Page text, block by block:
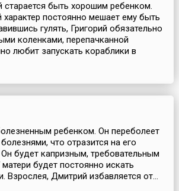
старается быть хорошим ребенком.
постоянно мешает ему быть
гулять, Григорий обязательно
коленками, перепачканной
любит запускать кораблики в
ребенком. Он переболеет
что отразится на его
будет капризным, требовательным
будет постоянно искать
Дмитрий избавляется от...